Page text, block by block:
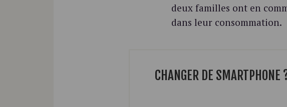
deux familles ont en
dans leur consommation.
CHANGER DE